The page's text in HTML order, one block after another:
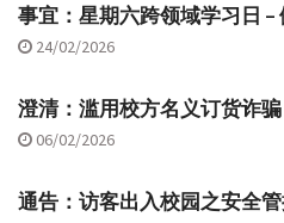
事宜：星期六跨领域学习日 –
24/02/2026
澄清：滥用校方名义订货诈骗
06/02/2026
通告：访客出入校园之安全